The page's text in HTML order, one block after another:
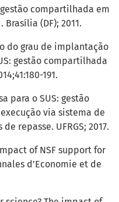
gestão compartilhada em
(DF); 2011.
do grau de implantação
gestão compartilhada
191.
para o SUS: gestão
via sistema de
repasse. UFRGS; 2017.
of NSF support for
d'Economie et de